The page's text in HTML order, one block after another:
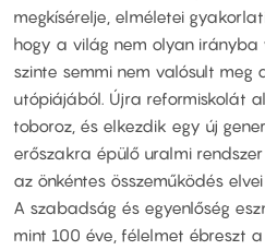
megkísérelje, elméletei
hogy a világ nem olyan irányba
szinte semmi nem valósult meg
utópiájából. Újra reformiskolát
toboroz, és elkezdik egy új
erőszakra épülő uralmi
az önkéntes összeműködés
A szabadság és egyenlőség
mint 100 éve, félelmet ébreszt